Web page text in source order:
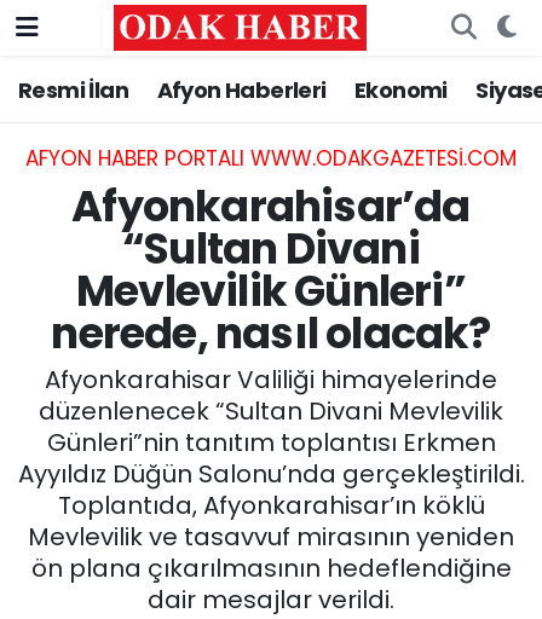
Resmi İlan Afyon Haberleri Ekonomi
AFYON HABER PORTALI WWW.ODAKGAZETESI.COM
Afyonkarahisar’da
“Sultan Divani
Mevlevilik Günleri”
nerede, nasıl olacak?
Afyonkarahisar Valiliği himayelerinde
düzenlenecek “Sultan Divani Mevlevilik
Günleri”nin tanıtım toplantısı Erkmen
Ayyıldız Düğün Salonu’nda gerçekleştirildi.
Toplantıda, Afyonkarahisar’ın köklü
Mevlevilik ve tasavvuf mirasının yeniden
ön plana çıkarılmasının hedeflendiğine
dair mesajlar verildi.
AFYONKARAHİSAR HABERLERİ
Resmi İlan
ASAYİŞ
GÜNCEL
SİYASET
EĞİTİM
MAGAZİN
SAĞLIK
SPOR
Nöbetçi Eczaneler
Hava Durumu
Trafik Durumu
Süper Lig Puan Durumu ve Fikstür
Tüm Manşetler
Son Dakika Haberleri
Haber Arşivi